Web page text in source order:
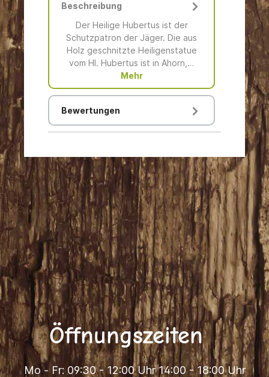
Beschreibung
Der Heilige Hubertus ist der
Schutzpatron der Jäger. Die aus
Holz geschnitzte Heiligenstatue
vom Hl. Hubertus ist in Ahorn,…
Mehr
Bewertungen
Öffnungszeiten
Mo - Fr: 09:30 - 12:00 Uhr 14:00 - 18:00 Uhr